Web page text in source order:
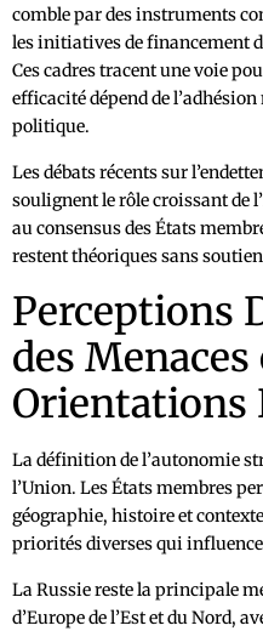
comble par des instruments
les initiatives de financement
Ces cadres tracent une voie
efficacité dépend de
politique.
Les débats récents sur
soulignent le rôle croissant
au consensus des États
restent théoriques sans
Perceptions
des Menaces
Orientations
La définition de l’autonomie
l’Union. Les États membres
géographie, histoire et
priorités diverses qui
La Russie reste la principale
d’Europe de l’Est et du Nord,